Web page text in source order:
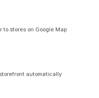
to stores on Google Map
automatically